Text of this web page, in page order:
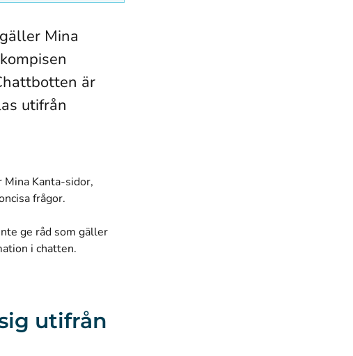
Mina
är
utifrån
Kanta-sidor,
frågor.
ge råd som gäller
i chatten.
utifrån